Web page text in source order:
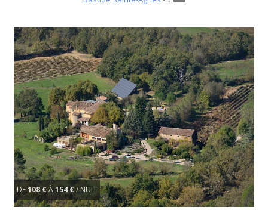
DE108 €À154 €/ NUIT